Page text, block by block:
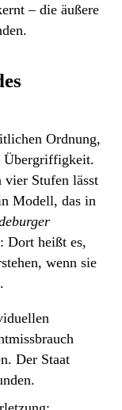
– die äußere
Ordnung,
Übergriffigkeit.
vier Stufen lässt
Modell, das in
Dort heißt es,
wenn sie
Der Staat